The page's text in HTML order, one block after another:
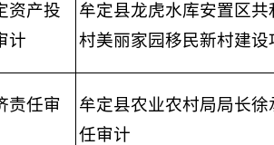
资产投
计
牟定县龙虎水库安置区
村美丽家园移民新村建
责任审
牟定县农业农村局局长
任审计